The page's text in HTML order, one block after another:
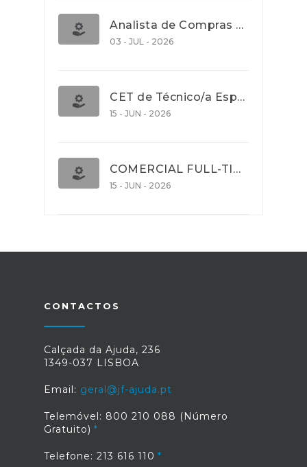
Analista de Compras e Contratos (Banca)
03 - JUL - 2026
CET de Técnico/a Especialista em Comércio Internacional (Nível 5)
15 - JUN - 2026
COMERCIAL FULL-TIME
15 - JUN - 2026
CONTACTOS
Calçada da Ajuda, 236
1349-037 LISBOA
Email: geral@jf-ajuda.pt
Telemóvel: 800 210 088 (Número
Gratuito)
Telefone: 213 616 110